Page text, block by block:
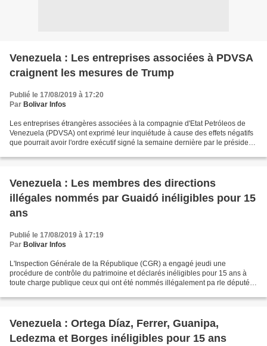
Venezuela : Les entreprises associées à PDVSA
craignent les mesures de Trump
Publié le 17/08/2019 à 17:20
Par Bolivar Infos
Les entreprises étrangères associées à la compagnie d'Etat Petróleos de
Venezuela (PDVSA) ont exprimé leur inquiétude à cause des effets négatifs
que pourrait avoir l'ordre exécutif signé la semaine dernière par le président
Venezuela : Les membres des directions
illégales nommés par Guaidó inéligibles pour 15
ans
Publié le 17/08/2019 à 17:19
Par Bolivar Infos
L'Inspection Générale de la République (CGR) a engagé jeudi une
procédure de contrôle du patrimoine et déclarés inéligibles pour 15 ans à
toute charge publique ceux qui ont été nommés illégalement pa rle député
Venezuela : Ortega Díaz, Ferrer, Guanipa,
Ledezma et Borges inéligibles pour 15 ans